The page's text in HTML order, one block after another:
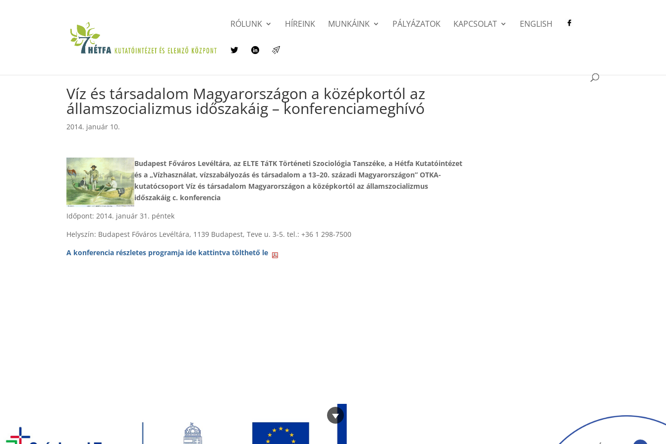
RÓLUNK HÍREINK MUNKÁINK PÁLYÁZATOK KAPCSOLAT ENGLISH
Víz és társadalom Magyarországon a középkortól az
államszocializmus időszakáig – konferenciameghívó
2014. január 10.
Budapest Főváros Levéltára, az ELTE TáTK Történeti Szociológia Tanszéke, a Hétfa Kutatóintézet
és a „Vízhasználat, vízszabályozás és társadalom a 13–20. századi Magyarországon” OTKA-
kutatócsoport Víz és társadalom Magyarországon a középkortól az államszocializmus
időszakáig c. konferencia
Időpont: 2014. január 31. péntek
Helyszín: Budapest Főváros Levéltára, 1139 Budapest, Teve u. 3-5. tel.: +36 1 298-7500
A konferencia részletes programja ide kattintva tölthető le